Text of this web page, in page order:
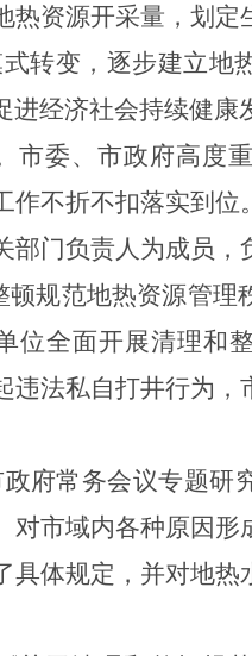
资源开采量，划定
转变，逐步建立地
经济社会持续健康
市委、市政府高度
不折不扣落实到位
门负责人为成员，
规范地热资源管理
位全面开展清理和
违法私自打井行为，
府常务会议专题研
市域内各种原因形
体规定，并对地热